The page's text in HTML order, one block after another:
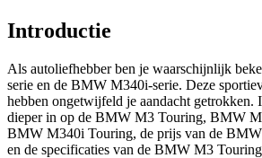
Introductie
Als autoliefhebber ben je waarschijnlijk
serie en de BMW M340i-serie. Deze
hebben ongetwijfeld je aandacht
dieper in op de BMW M3 Touring, BMW
BMW M340i Touring, de prijs van de
en de specificaties van de BMW M3